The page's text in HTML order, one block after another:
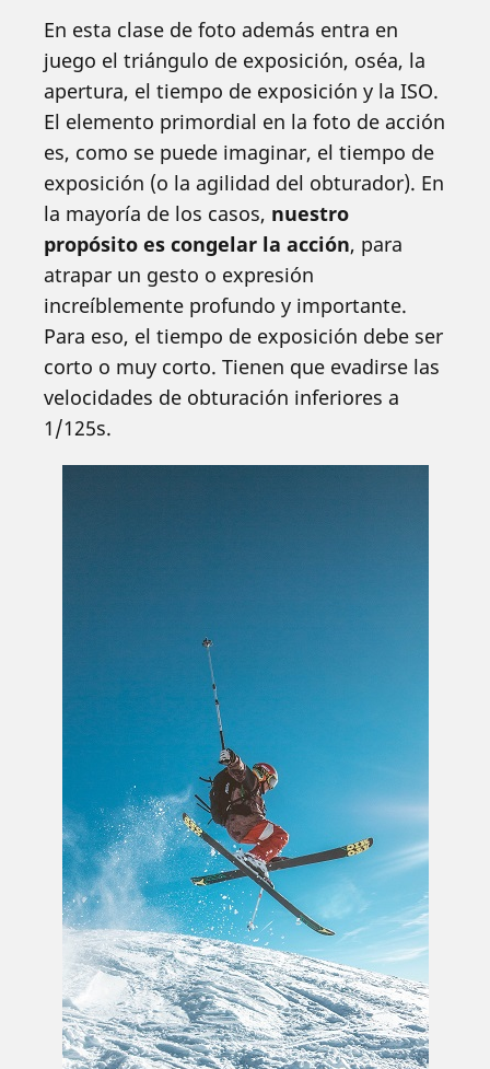
En esta clase de foto además entra en
juego el triángulo de exposición, oséa, la
apertura, el tiempo de exposición y la ISO.
El elemento primordial en la foto de acción
es, como se puede imaginar, el tiempo de
exposición (o la agilidad del obturador). En
la mayoría de los casos, nuestro
propósito es congelar la acción, para
atrapar un gesto o expresión
increíblemente profundo y importante.
Para eso, el tiempo de exposición debe ser
corto o muy corto. Tienen que evadirse las
velocidades de obturación inferiores a
1/125s.